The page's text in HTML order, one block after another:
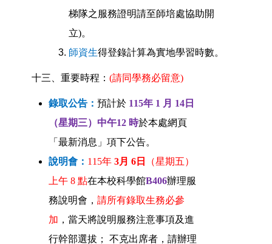
梯隊之服務證明請至師培處協助開
立)。
師資生得登錄計算為實地學習時數。
十三、重要時程： (請同學務必留意)
錄取公告： 預計於 115年 1 月 14日
（星期三）中午12 時於本處網頁
「最新消息」項下公告。
說明會： 115年 3月 6日
（星期五）
上午 8 點在本校科學館B406辦理服
務說明會， 請所有錄取生務必參
加 ，當天將說明服務注意事項及進
行幹部選拔； 不克出席者，請辦理